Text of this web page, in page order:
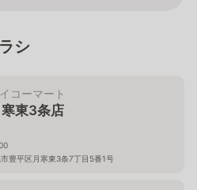
シ
コーマート
寒東3条店
豊平区月寒東3条7丁目5番1号